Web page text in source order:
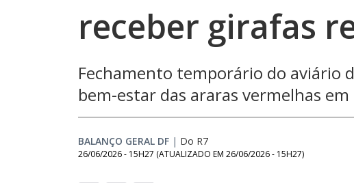
receber girafas
Fechamento temporário do aviário
bem-estar das araras vermelhas
BALANÇO GERAL DF | Do R7
26/06/2026 - 15H27 (ATUALIZADO EM 26/06/2026 - 15H27)